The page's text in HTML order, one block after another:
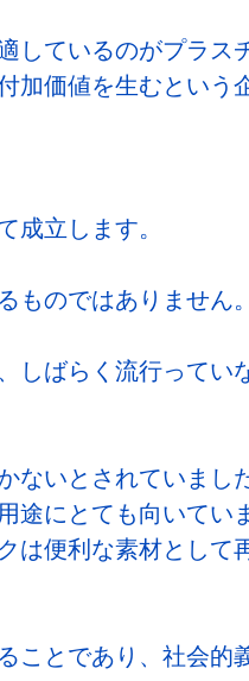
しているのがプラス
加価値を生むという
立します。
ものではありません
しばらく流行ってい
ないとされていまし
にとても向いてい
は便利な素材として
ことであり、社会的